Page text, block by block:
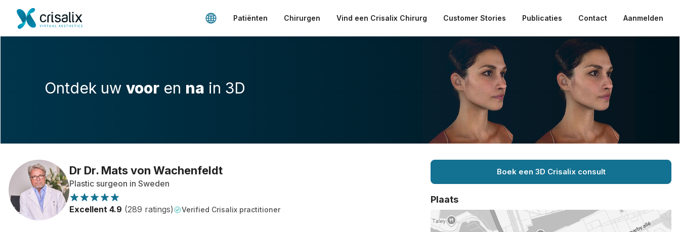
Patiënten Chirurgen Vind een Crisalix Chirurg Customer Stories Publicaties Contact Aanmelden
Ontdek uw voor en na in 3D
Dr Dr. Mats von Wachenfeldt
Plastic surgeon in Sweden
Excellent 4.9 (289 ratings) Verified Crisalix practitioner
Boek een 3D Crisalix consult
Plaats